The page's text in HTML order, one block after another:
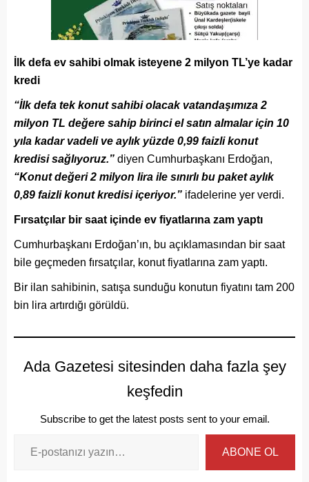
İlk defa ev sahibi olmak isteyene 2 milyon TL’ye kadar
kredi
“İlk defa tek konut sahibi olacak vatandaşımıza 2
milyon TL değere sahip birinci el satın almalar için 10
yıla kadar vadeli ve aylık yüzde 0,99 faizli konut
kredisi sağlıyoruz.” diyen Cumhurbaşkanı Erdoğan,
“Konut değeri 2 milyon lira ile sınırlı bu paket aylık
0,89 faizli konut kredisi içeriyor.” ifadelerine yer verdi.
Fırsatçılar bir saat içinde ev fiyatlarına zam yaptı
Cumhurbaşkanı Erdoğan’ın, bu açıklamasından bir saat
bile geçmeden fırsatçılar, konut fiyatlarına zam yaptı.
Bir ilan sahibinin, satışa sunduğu konutun fiyatını tam 200
bin lira artırdığı görüldü.
Ada Gazetesi sitesinden daha fazla şey
keşfedin
Subscribe to get the latest posts sent to your email.
ABONE OL